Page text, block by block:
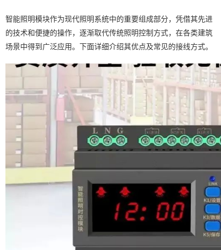
智能照明模块作为现代照明系统中的重要组成部分，凭借其先进
的技术和便捷的操作，逐渐取代传统照明控制方式，在各类建筑
场景中得到广泛应用。下面详细介绍其优点及常见的接线方式。